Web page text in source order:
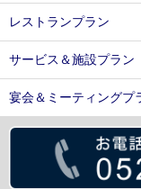
レストランプラン
サービス＆施設プラン
宴会＆ミーティングプ